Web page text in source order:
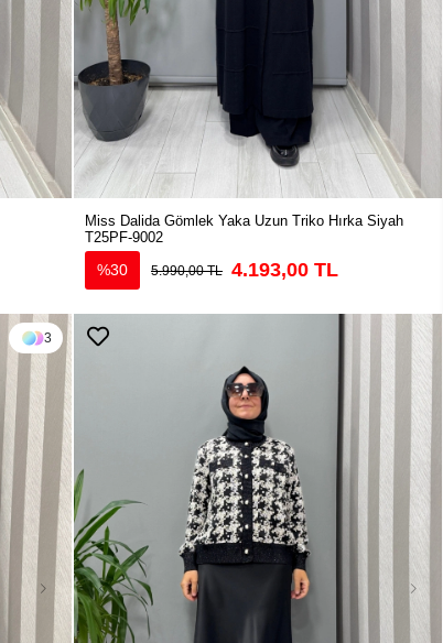
Miss Dalida Gömlek Yaka Uzun Triko Hırka Siyah
T25PF-9002
%30 5.990,00 TL 4.193,00 TL
3